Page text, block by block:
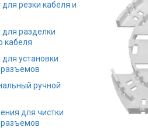
резки кабеля и
для разделки
кабеля
установки
разъемов
ручной
для чистки
разъемов